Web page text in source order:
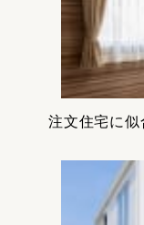
注文住宅に似